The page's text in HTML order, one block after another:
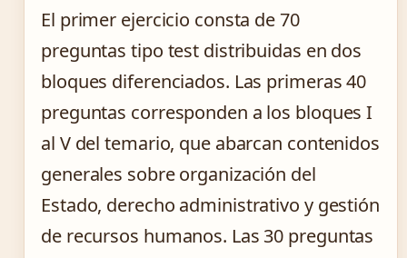
El primer ejercicio consta de 70
preguntas tipo test distribuidas en dos
bloques diferenciados. Las primeras 40
preguntas corresponden a los bloques I
al V del temario, que abarcan contenidos
generales sobre organización del
Estado, derecho administrativo y gestión
de recursos humanos. Las 30 preguntas